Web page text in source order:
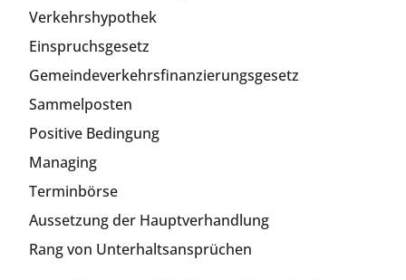
Verkehrshypothek
Einspruchsgesetz
Gemeindeverkehrsfinanzierungsgesetz
Sammelposten
Positive Bedingung
Managing
Terminbörse
Aussetzung der Hauptverhandlung
Rang von Unterhaltsansprüchen